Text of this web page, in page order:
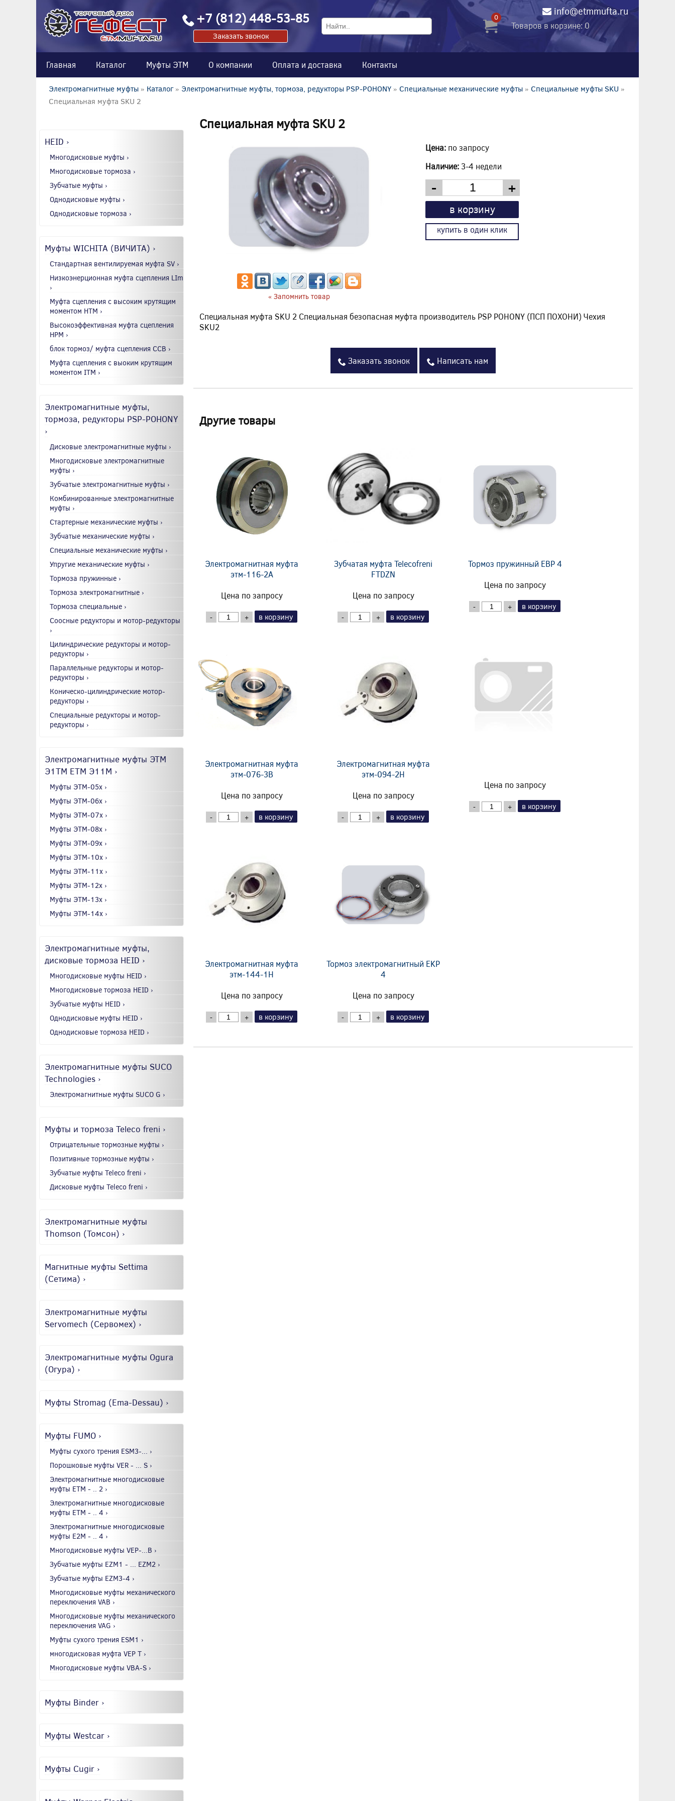
info@etmmufta.ru
+7 (812) 448-53-85
Заказать звонок
0
Товаров в корзине: 0
Главная Каталог Муфты ЭТМ О компании Оплата и доставка Контакты
Электромагнитные муфты » Каталог» Электромагнитные муфты, тормоза, редукторы PSP-POHONY » Специальные механические муфты » Специальные муфты SKU »
Специальная муфта SKU 2
HEID ›
Многодисковые муфты ›
Многодисковые тормоза ›
Зубчатые муфты ›
Однодисковые муфты ›
Однодисковые тормоза ›
Муфты WICHITA (ВИЧИТА) ›
Стандартная вентилируемая муфта SV ›
Низкоэнерционная муфта сцепления LIm
›
Муфта сцепления с высоким крутящим
моментом HTM ›
Высокоэффективная муфта сцепления
HPM ›
блок тормоз/ муфта сцепления CCB ›
Муфта сцепления с выоким крутящим
моментом ITM ›
Электромагнитные муфты,
тормоза, редукторы PSP-POHONY
›
Дисковые электромагнитные муфты ›
Многодисковые электромагнитные
муфты ›
Зубчатые электромагнитные муфты ›
Комбинированные электромагнитные
муфты ›
Стартерные механические муфты ›
Зубчатые механические муфты ›
Специальные механические муфты ›
Упругие механические муфты ›
Тормоза пружинные ›
Тормоза электромагнитные ›
Тормоза специальные ›
Соосные редукторы и мотор-редукторы
›
Цилиндрические редукторы и мотор-
редукторы ›
Параллельные редукторы и мотор-
редукторы ›
Коническо-цилиндрические мотор-
редукторы ›
Специальные редукторы и мотор-
редукторы ›
Электромагнитные муфты ЭТМ
Э1ТМ ETM Э11М ›
Муфты ЭТМ-05x ›
Муфты ЭТМ-06x ›
Муфты ЭТМ-07x ›
Муфты ЭТМ-08x ›
Муфты ЭТМ-09x ›
Муфты ЭТМ-10x ›
Муфты ЭТМ-11x ›
Муфты ЭТМ-12x ›
Муфты ЭТМ-13x ›
Муфты ЭТМ-14x ›
Электромагнитные муфты,
дисковые тормоза HEID ›
Многодисковые муфты HEID ›
Многодисковые тормоза HEID ›
Зубчатые муфты HEID ›
Однодисковые муфты HEID ›
Однодисковые тормоза HEID ›
Электромагнитные муфты SUCO
Technologies ›
Электромагнитные муфты SUCO G ›
Муфты и тормоза Teleco freni ›
Отрицательные тормозные муфты ›
Позитивные тормозные муфты ›
Зубчатые муфты Teleco freni ›
Дисковые муфты Teleco freni ›
Электромагнитные муфты
Thomson (Томсон) ›
Магнитные муфты Settima
(Сетима) ›
Электромагнитные муфты
Servomech (Сервомех) ›
Электромагнитные муфты Ogura
(Огура) ›
Муфты Stromag (Ema-Dessau) ›
Муфты FUMO ›
Муфты сухого трения ESM3-... ›
Порошковые муфты VER - ... S ›
Электромагнитные многодисковые
муфты EТМ - .. 2 ›
Электромагнитные многодисковые
муфты EТМ - .. 4 ›
Электромагнитные многодисковые
муфты E2М - .. 4 ›
Многодисковые муфты VEP-...B ›
Зубчатые муфты EZM1 - ... EZM2 ›
Зубчатые муфты EZM3-4 ›
Многодисковые муфты механического
переключения VAB ›
Многодисковые муфты механического
переключения VAG ›
Муфты сухого трения ESM1 ›
многодисковая муфта VEP T ›
Многодисковые муфты VBA-S ›
Муфты Binder ›
Муфты Westcar ›
Муфты Cugir ›
Специальная муфта SKU 2
« Запомнить товар
Цена: по запросу
Наличие: 3-4 недели
- +
в корзину
купить в один клик
Специальная муфта SKU 2 Специальная безопасная муфта производитель PSP POHONY (ПСП ПОХОНИ) Чехия
SKU2
Заказать звонок Написать нам
Другие товары
Электромагнитная муфта
этм-116-2А
Цена по запросу
- + в корзину
Зубчатая муфта Telecofreni
FTDZN
Цена по запросу
- + в корзину
Тормоз пружинный EBP 4
Цена по запросу
- + в корзину
Электромагнитная муфта
этм-076-3В
Цена по запросу
- + в корзину
Электромагнитная муфта
этм-094-2Н
Цена по запросу
- + в корзину
Цена по запросу
- + в корзину
Электромагнитная муфта
этм-144-1Н
Цена по запросу
- + в корзину
Тормоз электромагнитный EKP
4
Цена по запросу
- + в корзину